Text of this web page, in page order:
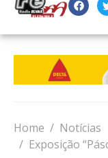
Home
Notícias
Exposição “Páscoa 2025 –